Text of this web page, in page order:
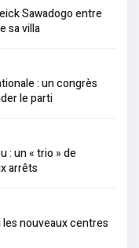
Sawadogo entre
sa villa
: un congrès
le parti
: un « trio » de
arrêts
les nouveaux centres